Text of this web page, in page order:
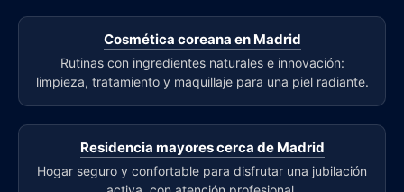
Cosmética coreana en Madrid
Rutinas con ingredientes naturales e innovación:
limpieza, tratamiento y maquillaje para una piel radiante.
Residencia mayores cerca de Madrid
Hogar seguro y confortable para disfrutar una jubilación